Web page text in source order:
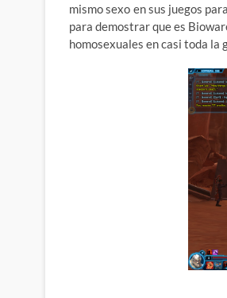
mismo sexo en sus juegos
para demostrar que es
homosexuales en casi toda la